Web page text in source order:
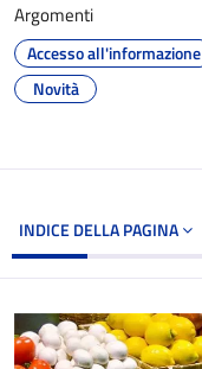
Argomenti
Accesso all'informazione
Novità
INDICE DELLA PAGINA